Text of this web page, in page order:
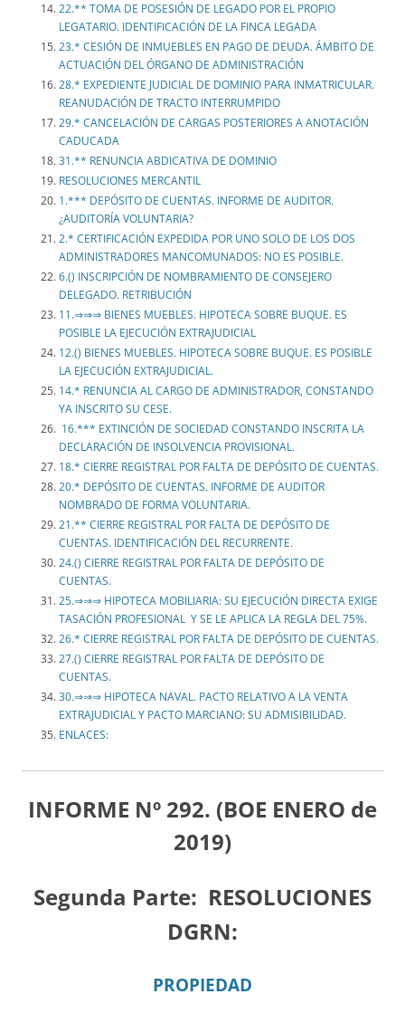
22.** TOMA DE POSESIÓN DE LEGADO POR EL PROPIO
LEGATARIO. IDENTIFICACIÓN DE LA FINCA LEGADA
23.* CESIÓN DE INMUEBLES EN PAGO DE DEUDA. ÁMBITO DE
ACTUACIÓN DEL ÓRGANO DE ADMINISTRACIÓN
28.* EXPEDIENTE JUDICIAL DE DOMINIO PARA INMATRICULAR.
REANUDACIÓN DE TRACTO INTERRUMPIDO
29.* CANCELACIÓN DE CARGAS POSTERIORES A ANOTACIÓN
CADUCADA
31.** RENUNCIA ABDICATIVA DE DOMINIO
RESOLUCIONES MERCANTIL
1.*** DEPÓSITO DE CUENTAS. INFORME DE AUDITOR.
¿AUDITORÍA VOLUNTARIA?
2.* CERTIFICACIÓN EXPEDIDA POR UNO SOLO DE LOS DOS
ADMINISTRADORES MANCOMUNADOS: NO ES POSIBLE.
6.() INSCRIPCIÓN DE NOMBRAMIENTO DE CONSEJERO
DELEGADO. RETRIBUCIÓN
11.⇒⇒⇒ BIENES MUEBLES. HIPOTECA SOBRE BUQUE. ES
POSIBLE LA EJECUCIÓN EXTRAJUDICIAL
12.() BIENES MUEBLES. HIPOTECA SOBRE BUQUE. ES POSIBLE
LA EJECUCIÓN EXTRAJUDICIAL.
14.* RENUNCIA AL CARGO DE ADMINISTRADOR, CONSTANDO
YA INSCRITO SU CESE.
16.*** EXTINCIÓN DE SOCIEDAD CONSTANDO INSCRITA LA
DECLARACIÓN DE INSOLVENCIA PROVISIONAL.
18.* CIERRE REGISTRAL POR FALTA DE DEPÓSITO DE CUENTAS.
20.* DEPÓSITO DE CUENTAS. INFORME DE AUDITOR
NOMBRADO DE FORMA VOLUNTARIA.
21.** CIERRE REGISTRAL POR FALTA DE DEPÓSITO DE
CUENTAS. IDENTIFICACIÓN DEL RECURRENTE.
24.() CIERRE REGISTRAL POR FALTA DE DEPÓSITO DE
CUENTAS.
25.⇒⇒⇒ HIPOTECA MOBILIARIA: SU EJECUCIÓN DIRECTA EXIGE
TASACIÓN PROFESIONAL Y SE LE APLICA LA REGLA DEL 75%.
26.* CIERRE REGISTRAL POR FALTA DE DEPÓSITO DE CUENTAS.
27.() CIERRE REGISTRAL POR FALTA DE DEPÓSITO DE
CUENTAS.
30.⇒⇒⇒ HIPOTECA NAVAL. PACTO RELATIVO A LA VENTA
EXTRAJUDICIAL Y PACTO MARCIANO: SU ADMISIBILIDAD.
ENLACES:
INFORME Nº 292. (BOE ENERO de
2019)
Segunda Parte: RESOLUCIONES
DGRN:
PROPIEDAD